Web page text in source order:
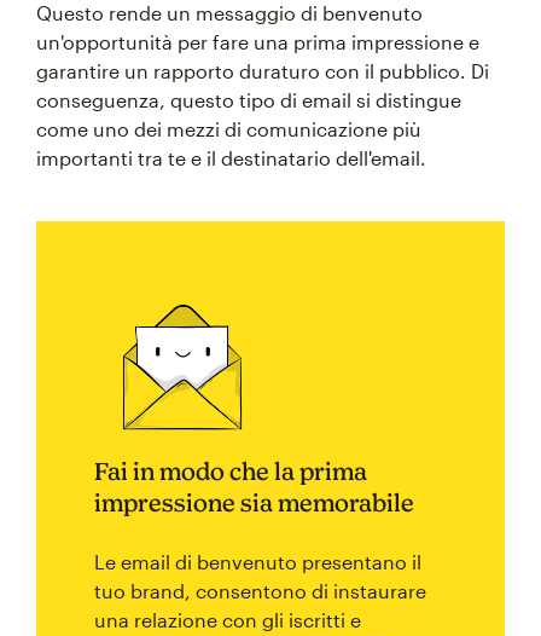
Questo rende un messaggio di benvenuto
un'opportunità per fare una prima impressione e
garantire un rapporto duraturo con il pubblico. Di
conseguenza, questo tipo di email si distingue
come uno dei mezzi di comunicazione più
importanti tra te e il destinatario dell'email.
Fai in modo che la prima
impressione sia memorabile
Le email di benvenuto presentano il
tuo brand, consentono di instaurare
una relazione con gli iscritti e